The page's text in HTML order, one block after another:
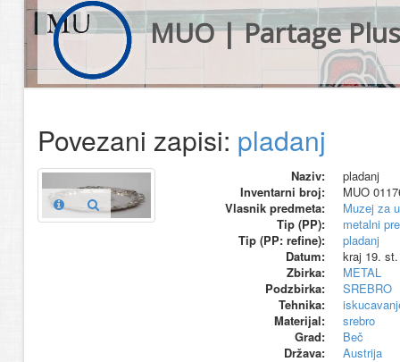
MUO | Partage Plus
Povezani zapisi: pladanj
Naziv:
pladanj
Inventarni broj:
MUO
Vlasnik predmeta:
Muzej za
Tip (PP):
metalni
Tip (PP: refine):
pladanj
Datum:
kraj 19. st.
Zbirka:
METAL
Podzbirka:
SREBRO
Tehnika:
Materijal:
srebro
Grad:
Beč
Država:
Austrija